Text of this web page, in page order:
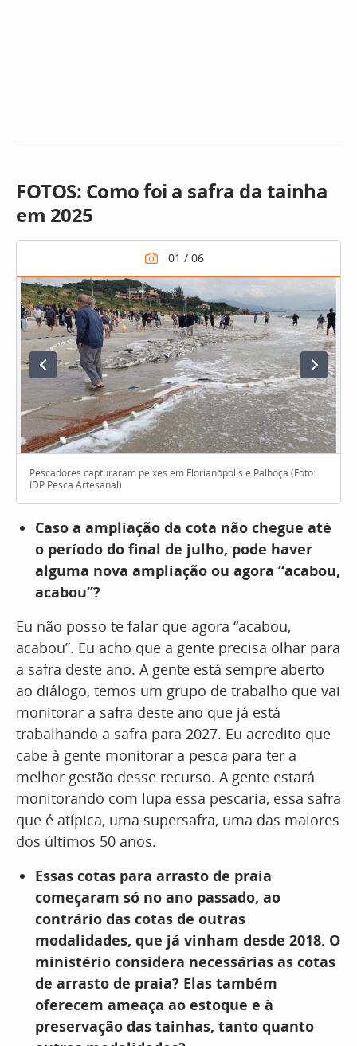
FOTOS: Como foi a safra da tainha
em 2025
Pescadores capturaram peixes em Florianópolis e Palhoça (Foto:
IDP Pesca Artesanal)
Caso a ampliação da cota não chegue até
o período do final de julho, pode haver
alguma nova ampliação ou agora “acabou,
acabou”?
Eu não posso te falar que agora “acabou,
acabou”. Eu acho que a gente precisa olhar para
a safra deste ano. A gente está sempre aberto
ao diálogo, temos um grupo de trabalho que vai
monitorar a safra deste ano que já está
trabalhando a safra para 2027. Eu acredito que
cabe à gente monitorar a pesca para ter a
melhor gestão desse recurso. A gente estará
monitorando com lupa essa pescaria, essa safra
que é atípica, uma supersafra, uma das maiores
dos últimos 50 anos.
Essas cotas para arrasto de praia
começaram só no ano passado, ao
contrário das cotas de outras
modalidades, que já vinham desde 2018. O
ministério considera necessárias as cotas
de arrasto de praia? Elas também
oferecem ameaça ao estoque e à
preservação das tainhas, tanto quanto